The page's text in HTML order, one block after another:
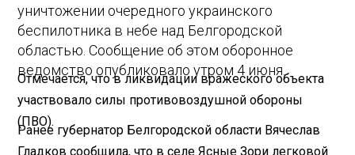
уничтожении очередного украинского
беспилотника в небе над Белгородской
областью. Сообщение об этом оборонное
ведомство опубликовало утром 4 июня.
Отмечается, что в ликвидации вражеского объекта
участвовало силы противовоздушной обороны
(ПВО).
Ранее губернатор Белгородской области Вячеслав
Гладков сообщила, что в селе Ясные Зори легковой